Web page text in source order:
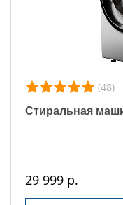
(48)
Стиральная
29 999 р.